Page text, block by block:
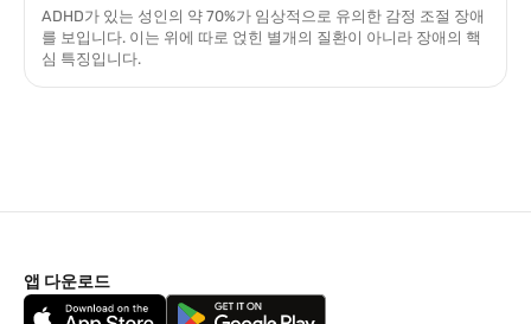
ADHD가 있는 성인의 약 70%가 임상적으로 유의한 감정 조절 장애
를 보입니다. 이는 위에 따로 얹힌 별개의 질환이 아니라 장애의 핵
심 특징입니다.
앱 다운로드